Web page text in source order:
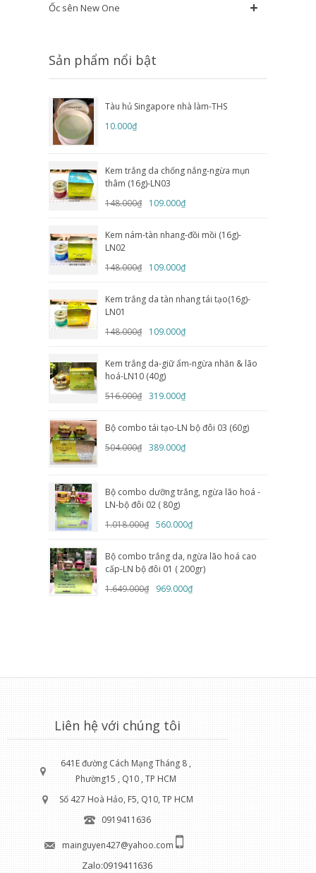
Ốc sên New One +
Sản phẩm nổi bật
Tàu hủ Singapore nhà làm-THS
10.000₫
Kem trắng da chống nắng-ngừa mụn
thâm (16g)-LN03
148.000₫
109.000₫
Kem nám-tàn nhang-đồi mồi (16g)-
LN02
148.000₫
109.000₫
Kem trắng da tàn nhang tái tạo(16g)-
LN01
148.000₫
109.000₫
Kem trắng da-giữ ẩm-ngừa nhăn & lão
hoá-LN10 (40g)
516.000₫ 319.000₫
Bộ combo tái tạo-LN bộ đôi 03 (60g)
504.000₫ 389.000₫
Bộ combo dưỡng trắng, ngừa lão hoá -
LN-bộ đôi 02 ( 80g)
1.018.000₫ 560.000₫
Bộ combo trắng da, ngừa lão hoá cao
cấp-LN bộ đôi 01 ( 200gr)
1.649.000₫
969.000₫
Liên hệ với chúng tôi
641E đường Cách Mạng Tháng 8 ,
Phường15 , Q10 , TP HCM
Số 427 Hoà Hảo, F5, Q10, TP HCM
0919411636
mainguyen427@yahoo.com
Zalo:0919411636